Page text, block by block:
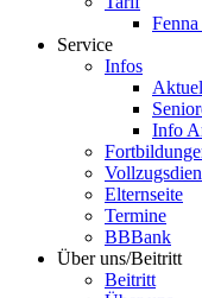
Service
Infos
Info
Elternseite
Termine
BBBank
Über uns/Beitritt
Beitritt